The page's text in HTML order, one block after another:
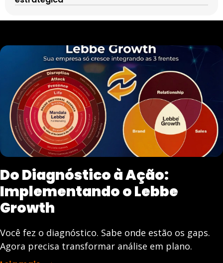
Do Diagnóstico à Ação:
Implementando o Lebbe
Growth
Você fez o diagnóstico. Sabe onde estão os gaps.
Agora precisa transformar análise em plano.